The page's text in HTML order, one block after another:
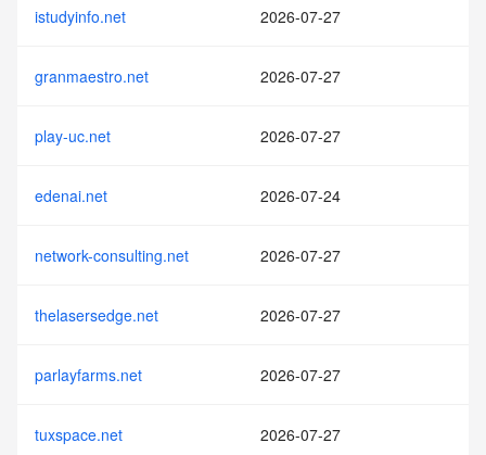
istudyinfo.net 2026-07-27
granmaestro.net 2026-07-27
play-uc.net 2026-07-27
edenai.net 2026-07-24
network-consulting.net 2026-07-27
thelasersedge.net 2026-07-27
parlayfarms.net 2026-07-27
tuxspace.net 2026-07-27